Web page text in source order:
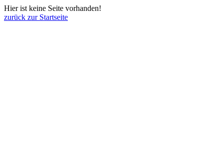
Hier ist keine Seite vorhanden!
zurück zur Startseite